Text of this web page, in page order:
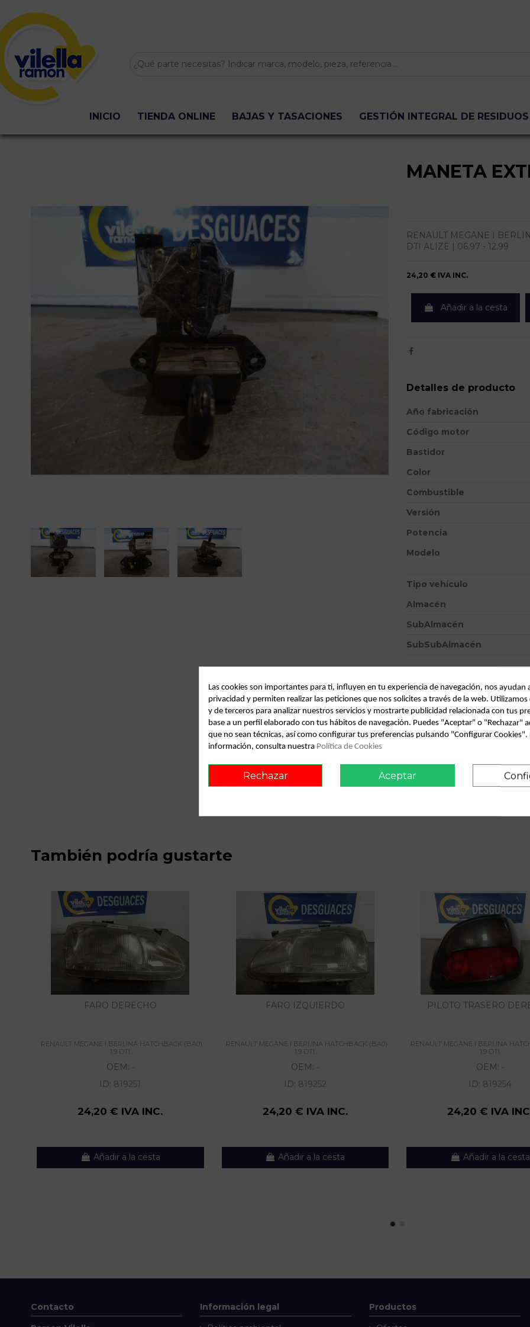
INICIO TIENDA ONLINE BAJAS Y TASACIONES GESTIÓN INTEGRAL DE RESIDUOS
MANETA
RENAULT MEGANE I
DTI ALIZE | 06.97 - 12.99
24,20 € IVA INC.
Añadir a la cesta
Detalles de producto
Año fabricación
Código motor
Bastidor
Color
Combustible
Versión
Potencia
Modelo
Tipo vehículo
Almacén
SubAlmacén
SubSubAlmacén
Fecha disponible: 2022-05-26
Descripción
Recambio de maneta
1.9 dti alize | 06.97 - 12.99
También podría gustarte
FARO DERECHO
RENAULT MEGANE I BERLINA HATCHBACK (BA0)
1.9 DTI...
OEM: -
ID: 819251
24,20 € IVA INC.
Añadir a la cesta
FARO IZQUIERDO
RENAULT MEGANE I BERLINA HATCHBACK (BA0)
1.9 DTI...
OEM: -
ID: 819252
24,20 € IVA INC.
Añadir a la cesta
PILOTO TRASERO
RENAULT MEGANE I BERLINA
1.9 DTI...
OEM: -
ID: 819254
24,20 € IVA
Añadir a la cesta
Contacto Información legal Productos
Las cookies son importantes para ti, influyen en tu experiencia de navegación, nos ayudan
privacidad y permiten realizar las peticiones que nos solicites a través de la web.
y de terceros para analizar nuestros servicios y mostrarte publicidad relacionada con tus
base a un perfil elaborado con tus hábitos de navegación. Puedes "Aceptar" o "Rechazar"
que no sean técnicas, así como configurar tus preferencias pulsando "Configurar Cookies".
información, consulta nuestra Política de Cookies
Rechazar Aceptar